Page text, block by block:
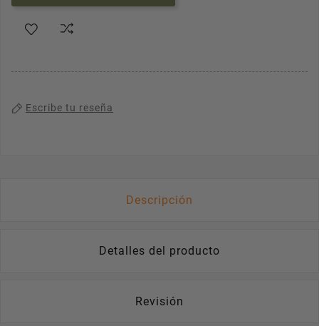
Escribe tu reseña
Descripción
Detalles del producto
Revisión